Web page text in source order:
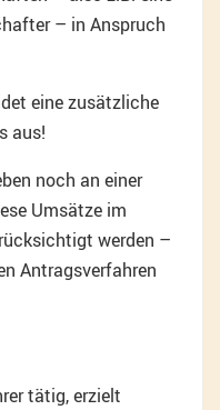
– in Anspruch
eine zusätzliche
aus!
noch an einer
Umsätze im
werden –
Antragsverfahren
tätig, erzielt